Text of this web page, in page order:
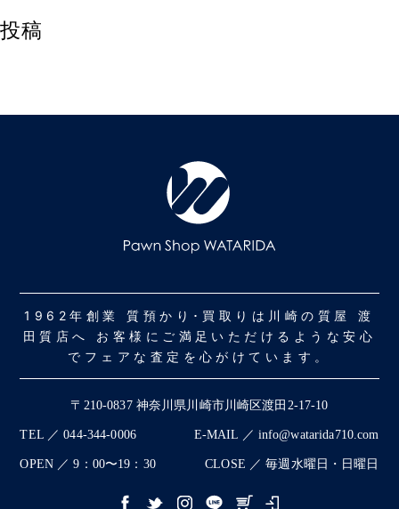
投稿
1962年創業 質預かり･買取りは川崎の質屋 渡
田質店へ お客様にご満足いただけるような安心
でフェアな査定を心がけています。
〒210-0837 神奈川県川崎市川崎区渡田2-17-10
TEL ／ 044-344-0006 E-MAIL ／ info@watarida710.com
OPEN ／ 9：00〜19：30 CLOSE ／ 毎週水曜日・日曜日